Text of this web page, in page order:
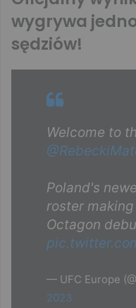
wygrywa
sędziów!
Welcome to
Poland's
roster
Octagon
— UFC Europe
2023